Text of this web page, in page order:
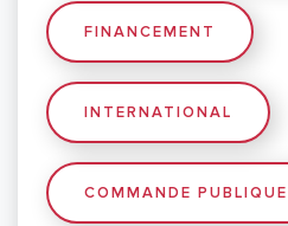
FINANCEMENT
INTERNATIONAL
COMMANDE PUBLIQUE